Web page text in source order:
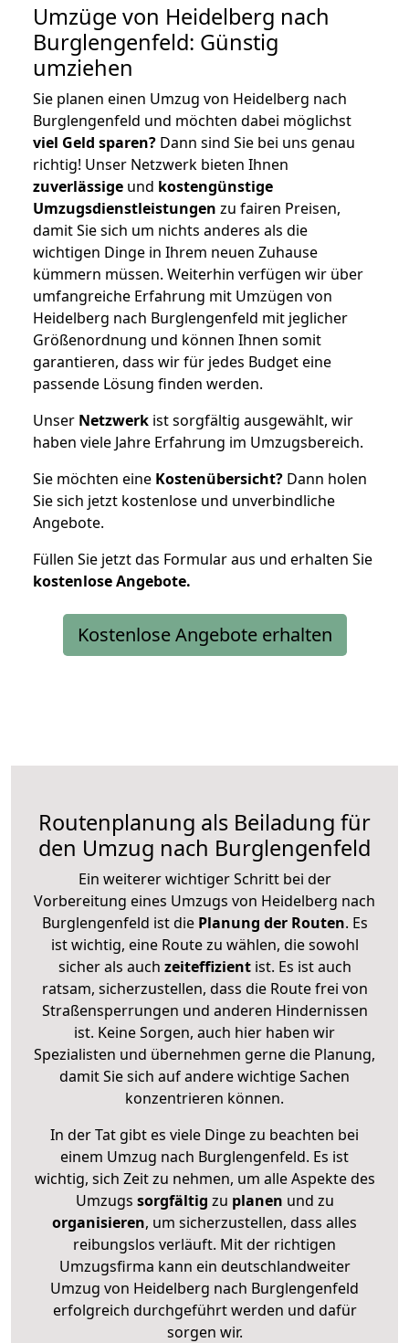
Umzüge von Heidelberg nach
Burglengenfeld: Günstig
umziehen
Sie planen einen Umzug von Heidelberg nach
Burglengenfeld und möchten dabei möglichst
viel Geld sparen? Dann sind Sie bei uns genau
richtig! Unser Netzwerk bieten Ihnen
zuverlässige und kostengünstige
Umzugsdienstleistungen zu fairen Preisen,
damit Sie sich um nichts anderes als die
wichtigen Dinge in Ihrem neuen Zuhause
kümmern müssen. Weiterhin verfügen wir über
umfangreiche Erfahrung mit Umzügen von
Heidelberg nach Burglengenfeld mit jeglicher
Größenordnung und können Ihnen somit
garantieren, dass wir für jedes Budget eine
passende Lösung finden werden.
Unser Netzwerk ist sorgfältig ausgewählt, wir
haben viele Jahre Erfahrung im Umzugsbereich.
Sie möchten eine Kostenübersicht? Dann holen
Sie sich jetzt kostenlose und unverbindliche
Angebote.
Füllen Sie jetzt das Formular aus und erhalten Sie
kostenloseAngebote.
Kostenlose Angebote erhalten
Routenplanung als Beiladung für
den Umzug nach Burglengenfeld
Ein weiterer wichtiger Schritt bei der
Vorbereitung eines Umzugs von Heidelberg nach
Burglengenfeld ist diePlanung der Routen. Es
ist wichtig, eine Route zu wählen, die sowohl
sicher als auch zeiteffizientist. Es ist auch
ratsam, sicherzustellen, dass die Route frei von
Straßensperrungen und anderen Hindernissen
ist. Keine Sorgen, auch hier haben wir
Spezialisten und übernehmen gerne die Planung,
damit Sie sich auf andere wichtige Sachen
konzentrieren können.
In der Tat gibt es viele Dinge zu beachten bei
einem Umzug nach Burglengenfeld. Es ist
wichtig, sich Zeit zu nehmen, um alle Aspekte des
Umzugs sorgfältig zu planen und zu
organisieren, um sicherzustellen, dass alles
reibungslos verläuft. Mit der richtigen
Umzugsfirma kann ein deutschlandweiter
Umzug von Heidelberg nach Burglengenfeld
erfolgreich durchgeführt werden und dafür
sorgen wir.